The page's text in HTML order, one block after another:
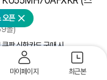
몰)
팡 신한카드 구매 시
록
오픈 닫기
마이페이지 최근본